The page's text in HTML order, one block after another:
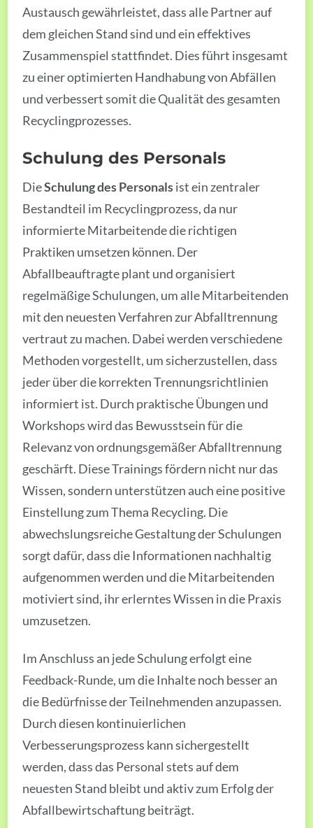
Austausch gewährleistet, dass alle Partner auf
dem gleichen Stand sind und ein effektives
Zusammenspiel stattfindet. Dies führt insgesamt
zu einer optimierten Handhabung von Abfällen
und verbessert somit die Qualität des gesamten
Recyclingprozesses.
Schulung des Personals
DieSchulung des Personalsist ein zentraler
Bestandteil im Recyclingprozess, da nur
informierte Mitarbeitende die richtigen
Praktiken umsetzen können. Der
Abfallbeauftragte plant und organisiert
regelmäßige Schulungen, um alle Mitarbeitenden
mit den neuesten Verfahren zur Abfalltrennung
vertraut zu machen. Dabei werden verschiedene
Methoden vorgestellt, um sicherzustellen, dass
jeder über die korrekten Trennungsrichtlinien
informiert ist. Durch praktische Übungen und
Workshops wird das Bewusstsein für die
Relevanz von ordnungsgemäßer Abfalltrennung
geschärft. Diese Trainings fördern nicht nur das
Wissen, sondern unterstützen auch eine positive
Einstellung zum Thema Recycling. Die
abwechslungsreiche Gestaltung der Schulungen
sorgt dafür, dass die Informationen nachhaltig
aufgenommen werden und die Mitarbeitenden
motiviert sind, ihr erlerntes Wissen in die Praxis
umzusetzen.
Im Anschluss an jede Schulung erfolgt eine
Feedback-Runde, um die Inhalte noch besser an
die Bedürfnisse der Teilnehmenden anzupassen.
Durch diesen kontinuierlichen
Verbesserungsprozess kann sichergestellt
werden, dass das Personal stets auf dem
neuesten Stand bleibt und aktiv zum Erfolg der
Abfallbewirtschaftung beiträgt.